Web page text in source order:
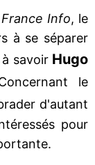
France Info, le
à se séparer
savoir Hugo
le
d'autant
pour